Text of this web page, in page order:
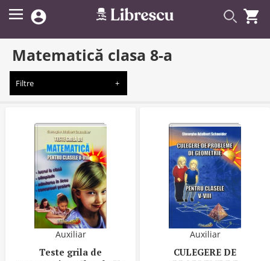
 
Matematică clasa 8-a
Filtre
Auxiliar
Teste grila de
Auxiliar
CULEGERE DE